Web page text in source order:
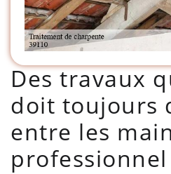
Des travaux
doit toujours
entre les
professionnel